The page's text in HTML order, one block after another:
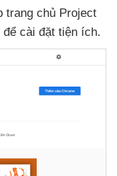
trang chủ Project
để cài đặt tiện ích.